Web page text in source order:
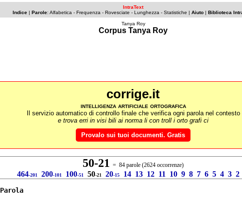
IntraText
Indice | Parole: Alfabetica - Frequenza - Rovesciate - Lunghezza - Statistiche | Aiuto | Biblioteca
Tanya Roy
Corpus Tanya Roy
corrige.it
intelligenza artificiale ortografica
Il servizio automatico di controllo finale che verifica ogni parola nel contesto
e trova erri in visi bili ai norma li con troll i orto grafi ci
Provalo sui tuoi documenti. Gratis
50-21 = 84 parole (2624 occorrenze)
464-201 200-101 100-51 50-21 20-15 14 13 12 11 10 9 8 7 6 5 4 3 2
Parola